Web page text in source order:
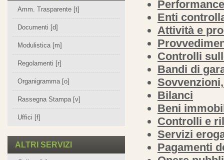
Amm. Trasparente [t]
Documenti [d]
Modulistica [m]
Regolamenti [r]
Organigramma [o]
Rassegna Stampa [v]
Uffici [f]
ALTRI SERVIZI
Performance
Enti
Attività e
Controlli
Bandi di
Bilanci
Beni
Controlli e
Servizi
Pagamenti